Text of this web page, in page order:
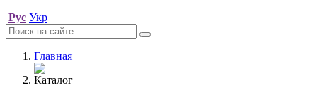
Рус Укр
Главная
Каталог